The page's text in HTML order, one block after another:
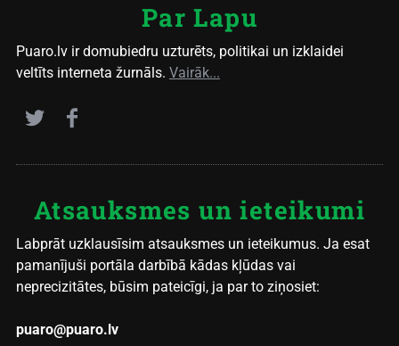
Par Lapu
Puaro.lv ir domubiedru uzturēts, politikai un izklaidei
veltīts interneta žurnāls. Vairāk...
Atsauksmes un ieteikumi
Labprāt uzklausīsim atsauksmes un ieteikumus. Ja esat
pamanījuši portāla darbībā kādas kļūdas vai
neprecizitātes, būsim pateicīgi, ja par to ziņosiet:
puaro@puaro.lv